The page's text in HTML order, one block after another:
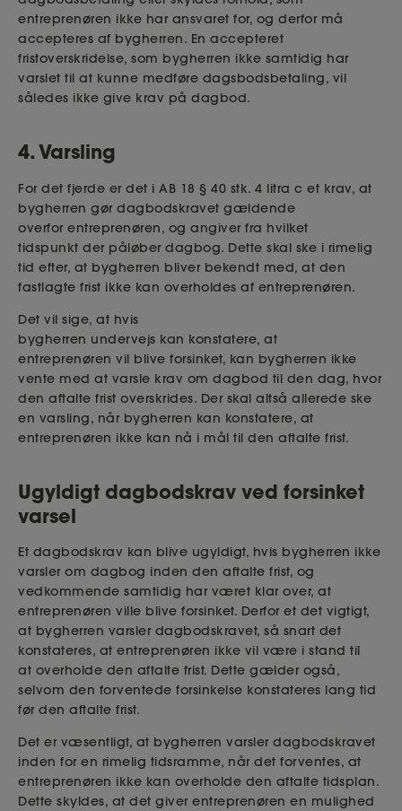
entreprenøren ikke har ansvaret for, og derfor må
accepteres af bygherren. En accepteret
fristoverskridelse, som bygherren ikke samtidig har
varslet til at kunne medføre dagsbodsbetaling, vil
således ikke give krav på dagbod.
4. Varsling
For det fjerde er det i AB 18 § 40 stk. 4 litra c et krav, at
bygherren gør dagbodskravet gældende
overforentreprenøren, og angiver fra hvilket
tidspunkt der påløberdagbog. Dette skal ske i rimelig
tid efter, at bygherren bliver bekendt med, at den
fastlagte frist ikke kan overholdes af entreprenøren.
Det vil sige, at hvis
bygherren undervejs kan konstatere, at
entreprenøren vil blive forsinket, kan bygherren ikke
vente med at varsle krav om dagbod til den dag, hvor
den aftalte frist overskrides. Der skal altså allerede ske
en varsling, når bygherren kan konstatere, at
entreprenøren ikke kan nå i mål til den aftalte frist.
Ugyldigt dagbodskrav ved forsinket
varsel
Et dagbodskrav kan blive ugyldigt, hvis bygherren ikke
varsler om dagbog inden den aftalte frist, og
vedkommende samtidig har været klar over, at
entreprenøren ville blive forsinket. Derfor et det vigtigt,
at bygherren varsler dagbodskravet, så snart det
konstateres, at entreprenøren ikke vil være i stand til
at overholde den aftalte frist. Dette gælder også,
selvom den forventede forsinkelse konstateres lang tid
før den aftalte frist.
Det er væsentligt, at bygherren varsler dagbodskravet
inden for en rimelig tidsramme, når det forventes, at
entreprenøren ikke kan overholde den aftalte tidsplan.
Dette skyldes, at det giver entreprenøren en mulighed